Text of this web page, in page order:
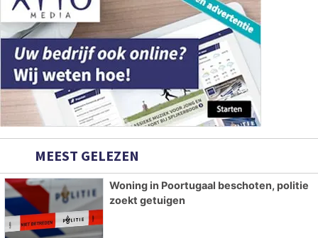
MEEST GELEZEN
Woning in Poortugaal beschoten, politie
zoekt getuigen